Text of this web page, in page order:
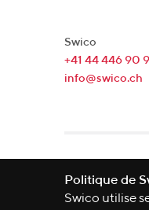
Swico
+41 44 446 90
info@swico.ch
Politique de
Swico utilise